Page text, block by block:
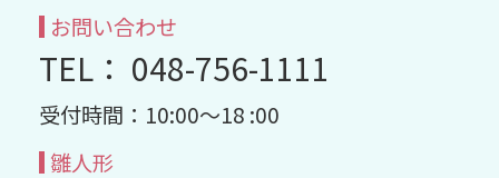
雛人形
お問い合わせ
TEL： 048-756-1111
受付時間：10:00～18 :00